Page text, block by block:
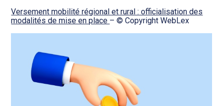
Versement mobilité régional et rural : officialisation des
modalités de mise en place – © Copyright WebLex